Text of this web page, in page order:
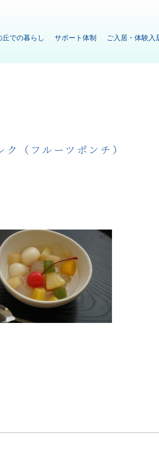
での暮らし サポート体制 ご入居・体験入
ク（フルーツポンチ）